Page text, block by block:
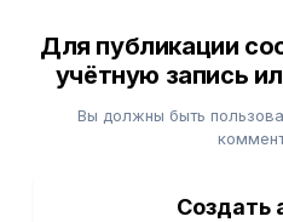
Для публикации
учётную запись
Вы должны быть
Создать